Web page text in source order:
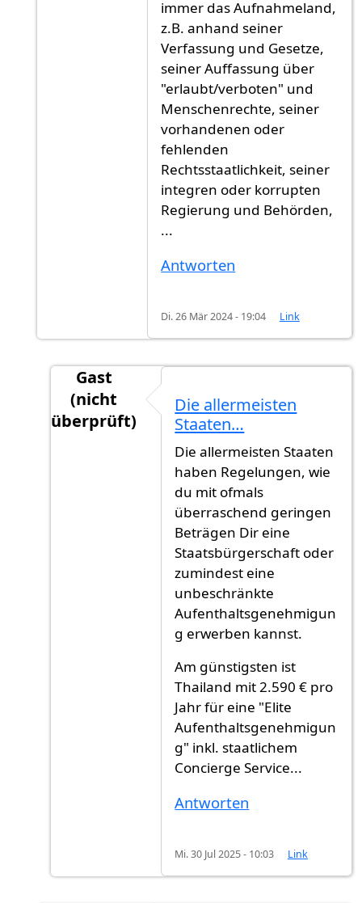
immer das Aufnahmeland,
z.B. anhand seiner
Verfassung und Gesetze,
seiner Auffassung über
"erlaubt/verboten" und
Menschenrechte, seiner
vorhandenen oder
fehlenden
Rechtsstaatlichkeit, seiner
integren oder korrupten
Regierung und Behörden,
...
Antworten
Di. 26 Mär 2024 - 19:04 Link
Gast
(nicht
überprüft)
Auswandern von Gast (nicht
Die allermeisten
Staaten…
Die allermeisten Staaten
haben Regelungen, wie
du mit ofmals
überraschend geringen
Beträgen Dir eine
Staatsbürgerschaft oder
zumindest eine
unbeschränkte
Aufenthaltsgenehmigun
g erwerben kannst.
Am günstigsten ist
Thailand mit 2.590 € pro
Jahr für eine "Elite
Aufenthaltsgenehmigun
g" inkl. staatlichem
Concierge Service...
Antworten
Mi. 30 Jul 2025 - 10:03 Link